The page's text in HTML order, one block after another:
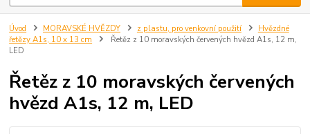
Úvod MORAVSKÉ HVĚZDY z plastu, pro venkovní použití
Hvězdné
řetězy A1s, 10 x 13 cm
Řetěz z 10 moravských červených hvězd A1s, 12 m,
LED
Řetěz z 10 moravských červených
hvězd A1s, 12 m, LED